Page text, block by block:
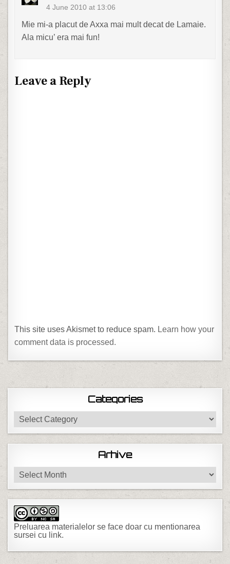
4 June 2010 at 13:06
Mie mi-a placut de Axxa mai mult decat de Lamaie.
Ala micu’ era mai fun!
Leave a Reply
This site uses Akismet to reduce spam. Learn how your
comment data is processed.
Categories
Categories
Arhive
Arhive
Preluarea materialelor se face doar cu mentionarea
sursei cu link.